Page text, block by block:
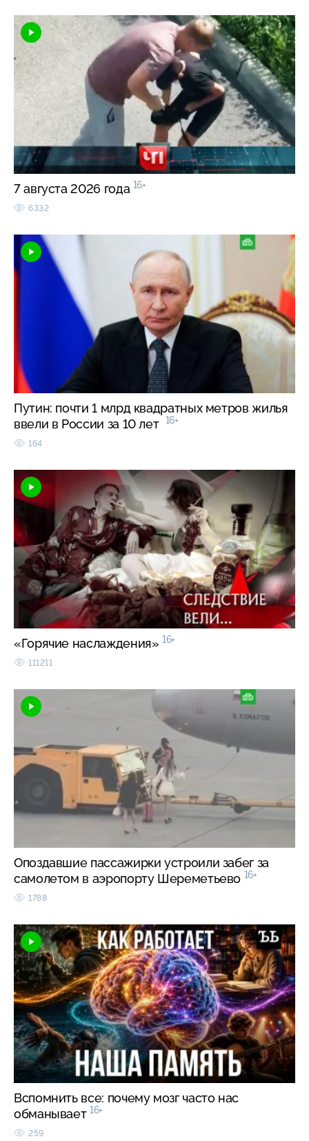
7 августа 2026 года 16+
6332
Путин: почти 1 млрд квадратных метров жилья
ввели в России за 10 лет 16+
164
«Горячие наслаждения» 16+
111211
Опоздавшие пассажирки устроили забег за
самолетом в аэропорту Шереметьево 16+
1788
Вспомнить все: почему мозг часто нас
обманывает 16+
259